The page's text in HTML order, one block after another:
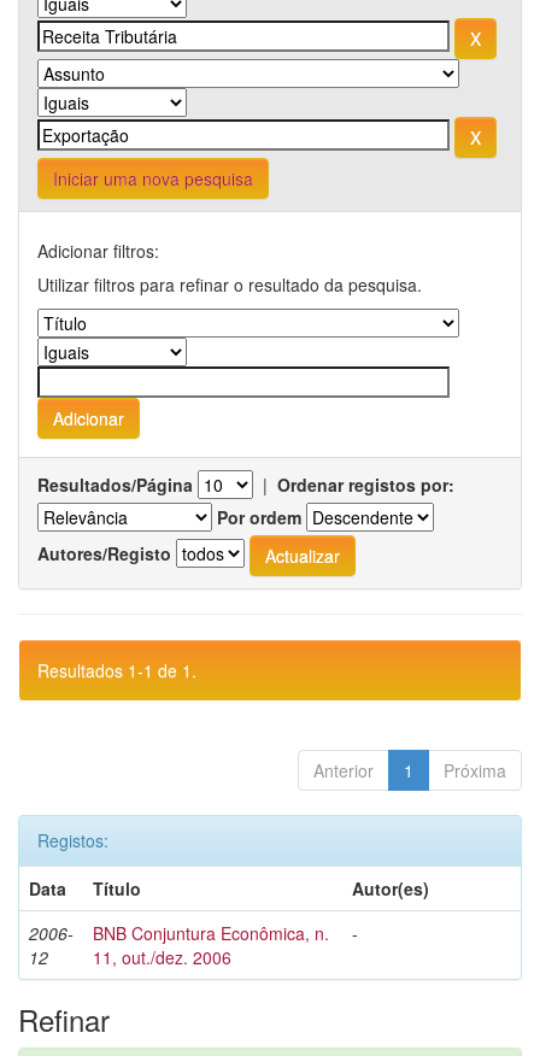
Iniciar uma nova pesquisa
Adicionar filtros:
Utilizar filtros para refinar o resultado da pesquisa.
Resultados/Página | Ordenar registos por:
Por ordem
Autores/Registo
Resultados 1-1 de 1.
Anterior 1 Próxima
Registos:
Data
Título
Autor(es)
2006-
12
BNB Conjuntura Econômica, n.
11, out./dez. 2006
-
Refinar